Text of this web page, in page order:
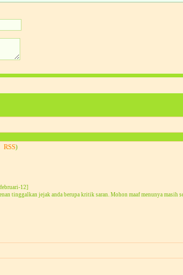
RSS)
12]
tinggalkan jejak anda berupa kritik saran. Mohon maaf menunya masih